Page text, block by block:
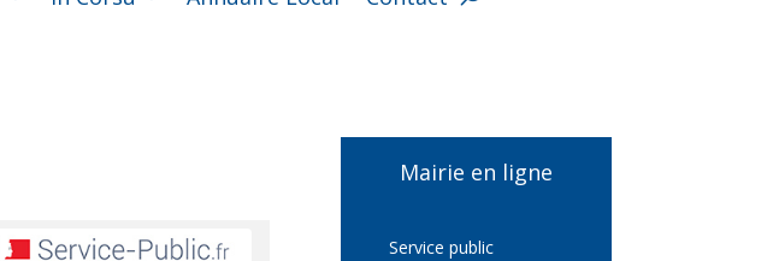
Mairie en ligne
Service public